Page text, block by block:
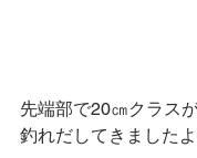
先端部で20㎝クラス
釣れだしてきましたよ